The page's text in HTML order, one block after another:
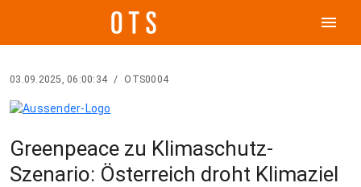
menu
03.09.2025, 06:00:34 / OTS0004
Greenpeace zu Klimaschutz-
Szenario: Österreich droht Klimaziel